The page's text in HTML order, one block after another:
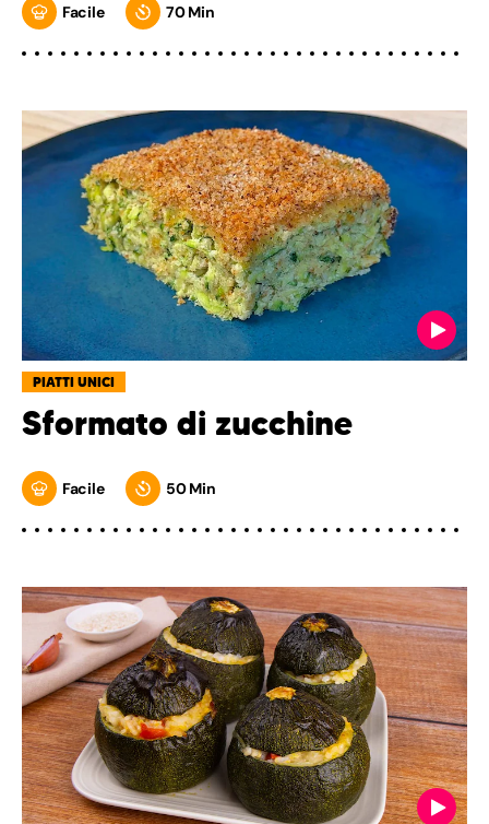
Facile 70 Min
PIATTI UNICI
Sformato di zucchine
Facile 50 Min